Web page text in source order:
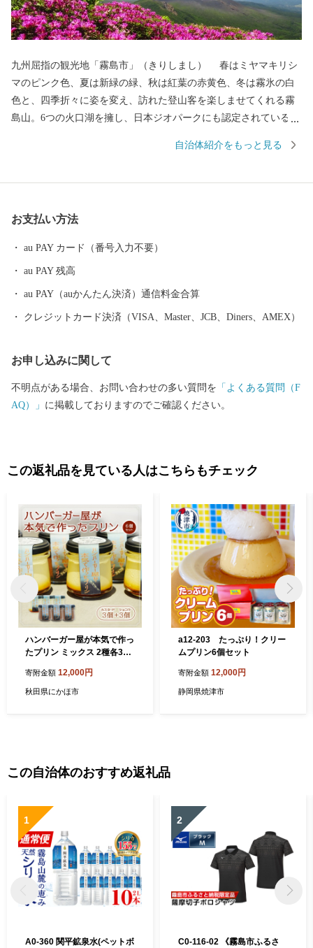
九州屈指の観光地「霧島市」（きりしまし） 春はミヤマキリシ
マのピンク色、夏は新緑の緑、秋は紅葉の赤黄色、冬は霧氷の白
色と、四季折々に姿を変え、訪れた登山客を楽しませてくれる霧
島山。6つの火口湖を擁し、日本ジオパークにも認定されている大
の豊かな自然が広がり、その中で育つ黒豚・黒牛・黒さつま鶏・
める家族湯やロケーションが最高の露天風呂、昔ながらの湯治温
泉など多種多様な温泉施設があり、自分好みの温泉を楽しむこと
器を手に高千穂峰に降り立ったとされる「天孫降臨神話」が残
り、そのニニギノミコトを御祭神としている霧島神宮を中心にた
くさんのパワースポットがあり、そのパワーを求めて全国から多
ことができます。遠いようで近いまち「霧島市」。多くの偉人が
癒されたこのまちで、みなさんも日ごろの疲れを癒してみません
さと職人技で注目を集めている「薩摩錫器」や「薩摩切子」など
自治体紹介をもっと見る
お支払い方法
au PAY カード（番号入力不要）
au PAY 残高
au PAY（auかんたん決済）通信料金合算
クレジットカード決済（VISA、Master、JCB、Diners、AMEX）
お申し込みに関して
不明点がある場合、お問い合わせの多い質問を 「よくある質問（F
AQ）」 に掲載しておりますのでご確認ください。
この返礼品を見ている人はこちらもチェック
ハンバーガー屋が本気で作っ
たプリン ミックス 2種各3個
寄附金額 12,000円
秋田県にかほ市
a12-203 たっぷり！クリー
ムプリン6個セット
寄附金額 12,000円
静岡県焼津市
この自治体のおすすめ返礼品
1
A0-360 関平鉱泉水(ペットボ
2
C0-116-02 《霧島市ふるさ